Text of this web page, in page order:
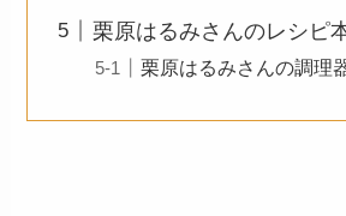
栗原はるみさんのレシピ
栗原はるみさんの調理